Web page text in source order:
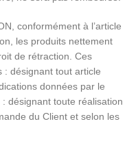
conformément à l’article
les produits nettement
de rétraction. Ces
: désignant tout article
données par le
désignant toute réalisation
du Client et selon les